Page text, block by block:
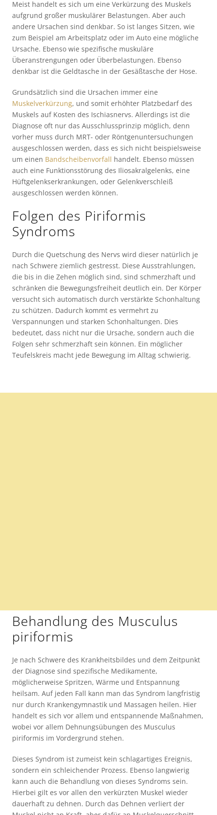
Meist handelt es sich um eine Verkürzung des Muskels
aufgrund großer muskulärer Belastungen. Aber auch
andere Ursachen sind denkbar. So ist langes Sitzen, wie
zum Beispiel am Arbeitsplatz oder im Auto eine mögliche
Ursache. Ebenso wie spezifische muskuläre
Überanstrengungen oder Überbelastungen. Ebenso
denkbar ist die Geldtasche in der Gesäßtasche der Hose.
Grundsätzlich sind die Ursachen immer eine
Muskelverkürzung, und somit erhöhter Platzbedarf des
Muskels auf Kosten des Ischiasnervs. Allerdings ist die
Diagnose oft nur das Ausschlussprinzip möglich, denn
vorher muss durch MRT- oder Röntgenuntersuchungen
ausgeschlossen werden, dass es sich nicht beispielsweise
um einen Bandscheibenvorfall handelt. Ebenso müssen
auch eine Funktionsstörung des Iliosakralgelenks, eine
Hüftgelenkserkrankungen, oder Gelenkverschleiß
ausgeschlossen werden können.
Folgen des Piriformis
Syndroms
Durch die Quetschung des Nervs wird dieser natürlich je
nach Schwere ziemlich gestresst. Diese Ausstrahlungen,
die bis in die Zehen möglich sind, sind schmerzhaft und
schränken die Bewegungsfreiheit deutlich ein. Der Körper
versucht sich automatisch durch verstärkte Schonhaltung
zu schützen. Dadurch kommt es vermehrt zu
Verspannungen und starken Schonhaltungen. Dies
bedeutet, dass nicht nur die Ursache, sondern auch die
Folgen sehr schmerzhaft sein können. Ein möglicher
Teufelskreis macht jede Bewegung im Alltag schwierig.
Behandlung des Musculus
piriformis
Je nach Schwere des Krankheitsbildes und dem Zeitpunkt
der Diagnose sind spezifische Medikamente,
möglicherweise Spritzen, Wärme und Entspannung
heilsam. Auf jeden Fall kann man das Syndrom langfristig
nur durch Krankengymnastik und Massagen heilen. Hier
handelt es sich vor allem und entspannende Maßnahmen,
wobei vor allem Dehnungsübungen des Musculus
piriformis im Vordergrund stehen.
Dieses Syndrom ist zumeist kein schlagartiges Ereignis,
sondern ein schleichender Prozess. Ebenso langwierig
kann auch die Behandlung von dieses Syndroms sein.
Hierbei gilt es vor allen den verkürzten Muskel wieder
dauerhaft zu dehnen. Durch das Dehnen verliert der